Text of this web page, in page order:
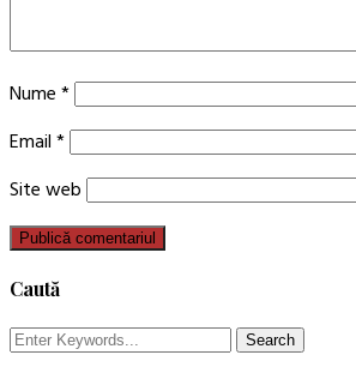
Nume *
Email *
Site web
Caută